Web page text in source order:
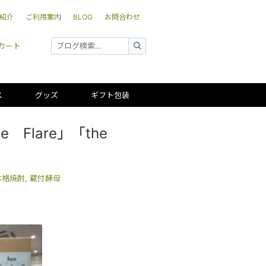
介 ご利用案内 BLOG お問合わせ
ート
グッズ ギフト包装
Flare」「the
格焼酎, 蔵付酵母